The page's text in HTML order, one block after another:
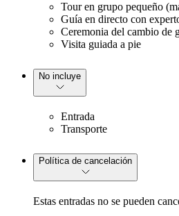
Tour en grupo pequeño
Guía en directo con
Ceremonia del cambio de
Visita guiada a pie
No incluye
Entrada
Transporte
Política de cancelación
Estas entradas no se pueden